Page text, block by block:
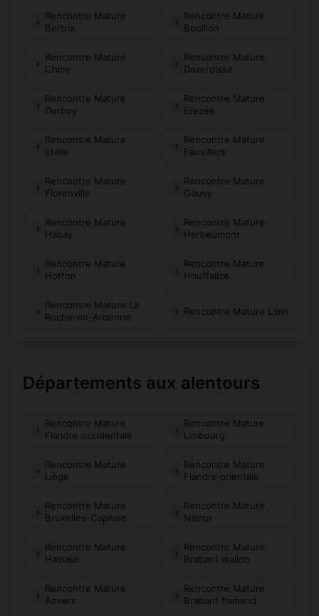
Rencontre Mature
Bertrix
Rencontre Mature
Bouillon
Rencontre Mature
Chiny
Rencontre Mature
Daverdisse
Rencontre Mature
Durbuy
Rencontre Mature
Erezée
Rencontre Mature
Etalle
Rencontre Mature
Fauvillers
Rencontre Mature
Florenville
Rencontre Mature
Gouvy
Rencontre Mature
Habay
Rencontre Mature
Herbeumont
Rencontre Mature
Hotton
Rencontre Mature
Houffalize
Rencontre Mature La
Roche-en-Ardenne
Rencontre Mature Libin
Départements aux alentours
Rencontre Mature
Flandre occidentale
Rencontre Mature
Limbourg
Rencontre Mature
Liège
Rencontre Mature
Flandre orientale
Rencontre Mature
Bruxelles-Capitale
Rencontre Mature
Namur
Rencontre Mature
Hainaut
Rencontre Mature
Brabant wallon
Rencontre Mature
Anvers
Rencontre Mature
Brabant flamand